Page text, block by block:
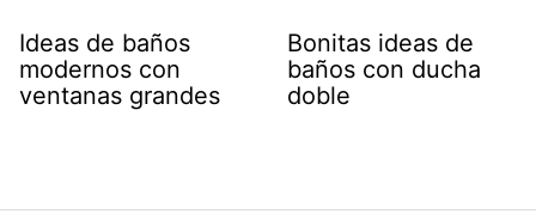
Ideas de baños
modernos con
ventanas grandes
Bonitas ideas de
baños con ducha
doble